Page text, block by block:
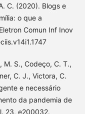
C. (2020). Blogs e
o que a
Comun Inf Inov
M. S., Codeço, C. T.,
C. J., Victora, C.
e necessário
da pandemia de
23, e200032.